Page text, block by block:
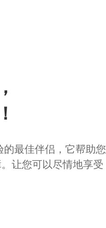
最佳伴侣，它帮助您
让您可以尽情地享受